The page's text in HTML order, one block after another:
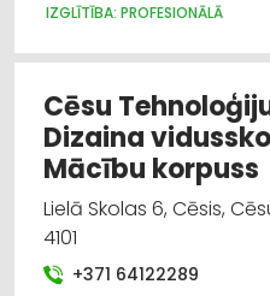
IZGLĪTĪBA: PROFESIONĀLĀ
Cēsu
Dizaina
Mācību korpuss
Lielā Skolas 6, Cēsis,
4101
+371 64122289